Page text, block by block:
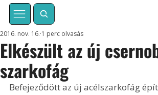
Elkészült az új
szarkofág
2016. nov. 16. 1 perc olvasás
Befejeződött az új acélszarkofág